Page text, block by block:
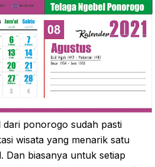
dari ponorogo sudah pasti
wisata yang menarik satu
Dan biasanya untuk setiap